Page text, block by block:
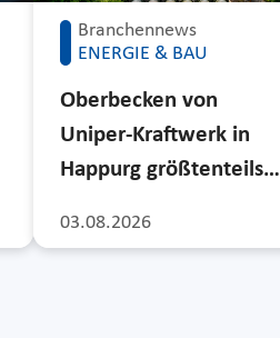
Branchennews
ENERGIE & BAU
03.08.2026
Oberbecken von
Uniper-Kraftwerk in
Happurg größtenteils…